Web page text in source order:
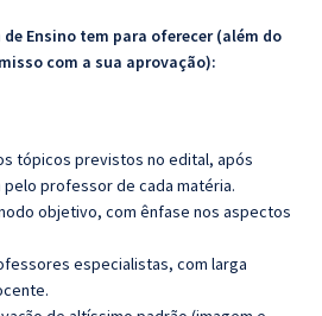
Ensino tem para oferecer (além do
com a sua aprovação):
tópicos previstos no edital, após
pelo professor de cada matéria.
objetivo, com ênfase nos aspectos
especialistas, com larga